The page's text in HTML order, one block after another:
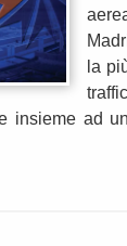
la
insieme ad